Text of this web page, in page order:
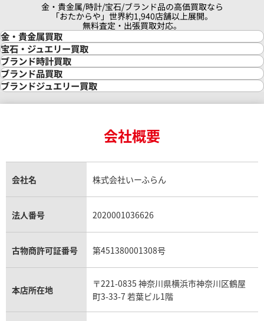
金・貴金属/時計/宝石/ブランド品の高価買取なら
「おたからや」世界約1,940店舗以上展開。
無料査定・出張買取対応。
金・貴金属買取
金買取
金の相場価格情報
金の参考買取価格一覧
インゴット買取
インゴットの相場価格情報
24金買取
金貨買取
貴金属買取
銀・シルバー買取
パラジウム買取
宝石・ジュエリー買取
宝石・ジュエリー買取
ダイヤモンド買取
ダイヤモンド・宝石の参考価格一覧
リング・結婚指輪買取
エメラルド買取
トパーズ買取
タンザナイト買取
キャッツアイ買取
アクアマリン買取
ブランド時計買取
時計買取
ロレックス買取
ロレックス デイトナ買取
ロレックス サブマリーナー買取
ロレックス エクスプローラー買取
ロレックス デイトジャスト買取
パテック フィリップノーチラス買取
ヴァシュロン・コンスタンタン買取
オメガ買取
カルティエ買取
フランク ミュラー買取
リシャール・ミル買取
ブランド品買取
ブランド買取
シャネル マトラッセ買取
セリーヌ買取
プラダ買取
ブランドジュエリー買取
ヴァンクリーフ＆アーペル買取
ショーメ買取
ダミアーニ買取
モーブッサン買取
会社概要
会社名 株式会社いーふらん
法人番号 2020001036626
古物商許可証番号 第451380001308号
本店所在地
〒221-0835 神奈川県横浜市神奈川区鶴屋
町3-33-7 若葉ビル1階